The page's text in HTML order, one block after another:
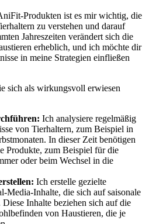
Produkten ist es mir wichtig, die
zu verstehen und darauf
Jahreszeiten verändert sich die
erheblich, und ​ich möchte dir
in meine Strategien einfließen
sich als wirkungsvoll erwiesen⁣
Ich analysiere regelmäßig
von Tierhaltern, zum Beispiel in
In dieser Zeit benötigen
Produkte, zum Beispiel für die‌
oder beim Wechsel ⁤in die
Ich erstelle gezielte
Media-Inhalte, die ⁢sich auf saisonale
Inhalte beziehen sich⁣ auf​ die‌
von‌ Haustieren, die je